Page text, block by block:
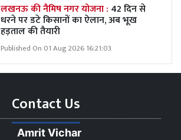
लखनऊ की नैमिष नगर योजना : 42 दिन से
धरने पर डटे किसानों का ऐलान, अब भूख
हड़ताल की तैयारी
Published On 01 Aug 2026 16:21:03
Contact Us
Amrit Vichar